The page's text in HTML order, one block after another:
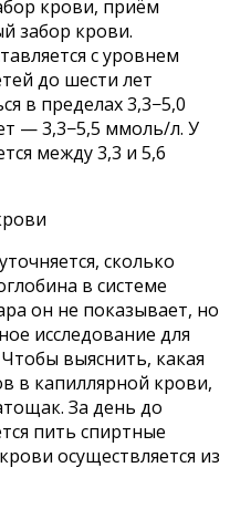
крови, приём
забор крови.
с уровнем
до шести лет
в пределах 3,3−5,0
— 3,3−5,5 ммоль/л. У
между 3,3 и 5,6
уточняется, сколько
в системе
он не показывает, но
исследование для
выяснить, какая
в капиллярной крови,
За день до
пить спиртные
осуществляется из